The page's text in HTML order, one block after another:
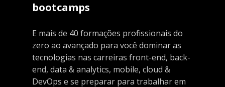
bootcamps
E mais de 40 formações profissionais do
zero ao avançado para você dominar as
tecnologias nas carreiras front-end, back-
end, data & analytics, mobile, cloud &
DevOps e se preparar para trabalhar em